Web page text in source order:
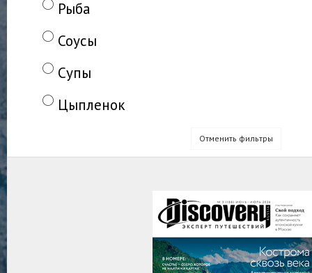
Рыба
Соусы
Супы
Цыпленок
Отменить фильтры